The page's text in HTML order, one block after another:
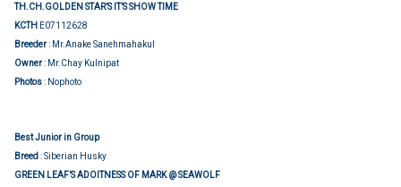
TH.CH.GOLDEN STAR’S IT’S SHOW TIME
KCTH E07112628
Breeder: Mr.Anake Sanehmahakul
Owner: Mr.Chay Kulnipat
Photos: Nophoto
Best Junior in Group
Breed : Siberian Husky
GREEN LEAF’S ADOITNESS OF MARK @ SEAWOLF